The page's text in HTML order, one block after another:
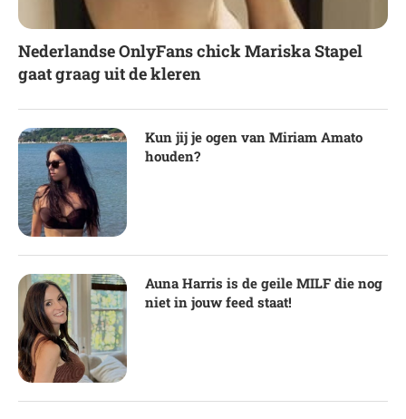
Nederlandse OnlyFans chick Mariska Stapel
gaat graag uit de kleren
Kun jij je ogen van Miriam Amato
houden?
Auna Harris is de geile MILF die nog
niet in jouw feed staat!